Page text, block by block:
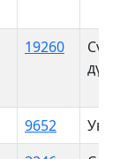
19260
9652
Увс